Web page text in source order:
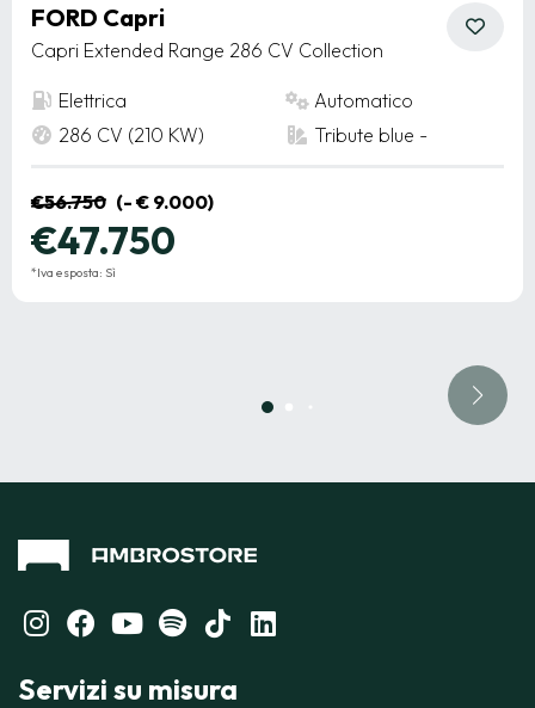
FORD Capri
Capri Extended Range 286 CV Collection
Elettrica
Automatico
286 CV (210 KW)
Tribute blue -
€56.750 (- € 9.000)
€47.750
*Iva esposta: Sì
Servizi su misura